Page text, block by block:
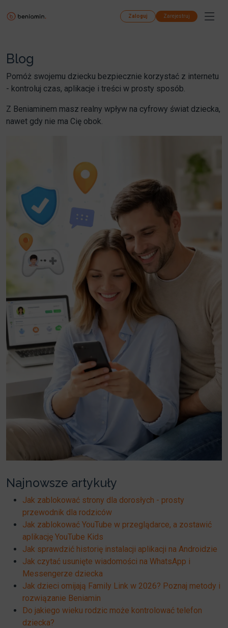
Zaloguj Zarejestruj
Blog
Pomóż swojemu dziecku bezpiecznie korzystać z internetu
- kontroluj czas, aplikacje i treści w prosty sposób.
Z Beniaminem masz realny wpływ na cyfrowy świat dziecka,
nawet gdy nie ma Cię obok.
Najnowsze artykuły
Jak zablokować strony dla dorosłych - prosty
przewodnik dla rodziców
Jak zablokować YouTube w przeglądarce, a zostawić
aplikację YouTube Kids
Jak sprawdzić historię instalacji aplikacji na Androidzie
Jak czytać usunięte wiadomości na WhatsApp i
Messengerze dziecka
Jak dzieci omijają Family Link w 2026? Poznaj metody i
rozwiązanie Beniamin
Do jakiego wieku rodzic może kontrolować telefon
dziecka?